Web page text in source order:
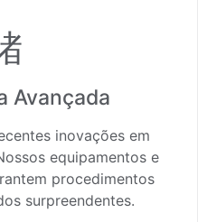
Avançada
inovações em
equipamentos e
procedimentos
surpreendentes.